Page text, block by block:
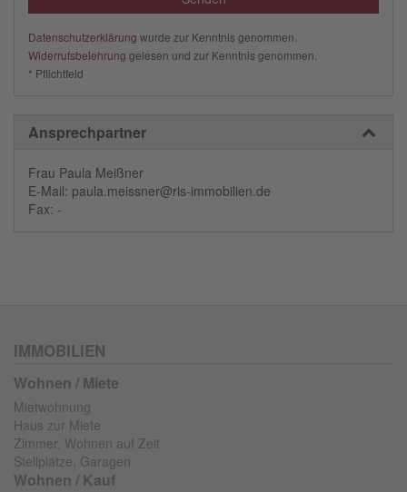
Datenschutzerklärung wurde zur Kenntnis genommen.
Widerrufsbelehrung gelesen und zur Kenntnis genommen.
* Pflichtfeld
Ansprechpartner
Frau Paula Meißner
E-Mail: paula.meissner@ris-immobilien.de
Fax: -
IMMOBILIEN
Wohnen / Miete
Mietwohnung
Haus zur Miete
Zimmer, Wohnen auf Zeit
Stellplätze, Garagen
Wohnen / Kauf